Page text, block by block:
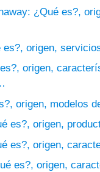
¿Qué es?,
es?, origen,
origen,
origen, modelos
es?, origen,
es?, origen,
es?, origen,